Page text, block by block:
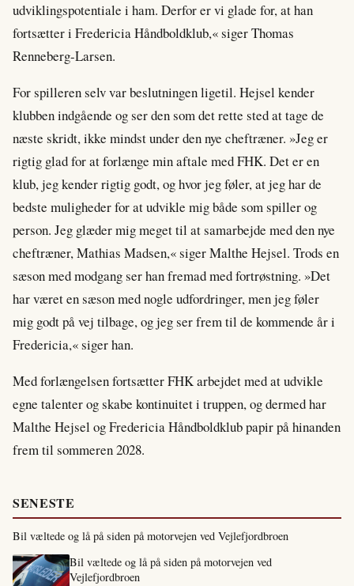
udviklingspotentiale i ham. Derfor er vi glade for, at han
fortsætter i Fredericia Håndboldklub,« siger Thomas
Renneberg-Larsen.
For spilleren selv var beslutningen ligetil. Hejsel kender
klubben indgående og ser den som det rette sted at tage de
næste skridt, ikke mindst under den nye cheftræner. »Jeg er
rigtig glad for at forlænge min aftale med FHK. Det er en
klub, jeg kender rigtig godt, og hvor jeg føler, at jeg har de
bedste muligheder for at udvikle mig både som spiller og
person. Jeg glæder mig meget til at samarbejde med den nye
cheftræner, Mathias Madsen,« siger Malthe Hejsel. Trods en
sæson med modgang ser han fremad med fortrøstning. »Det
har været en sæson med nogle udfordringer, men jeg føler
mig godt på vej tilbage, og jeg ser frem til de kommende år i
Fredericia,« siger han.
Med forlængelsen fortsætter FHK arbejdet med at udvikle
egne talenter og skabe kontinuitet i truppen, og dermed har
Malthe Hejsel og Fredericia Håndboldklub papir på hinanden
frem til sommeren 2028.
SENESTE
Bil væltede og lå på siden på motorvejen ved Vejlefjordbroen
Bil væltede og lå på siden på motorvejen ved
Vejlefjordbroen